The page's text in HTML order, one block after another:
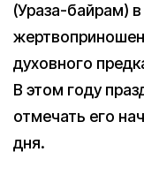
(Ураза-байрам)
духовного
В этом году
отмечать его
дня.